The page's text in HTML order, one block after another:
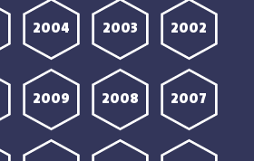
2002
2003
2004
2007
2008
2009